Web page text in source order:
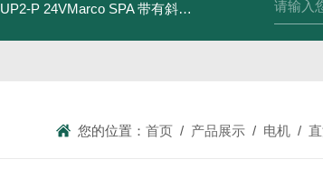
UP2-P 24VMarco SPA 带有斜齿轮青铜润滑油泵
您的位置：首页 / 产品展示 / 电机 /